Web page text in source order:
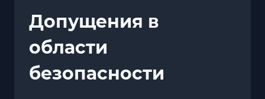
Допущения в
области
безопасности